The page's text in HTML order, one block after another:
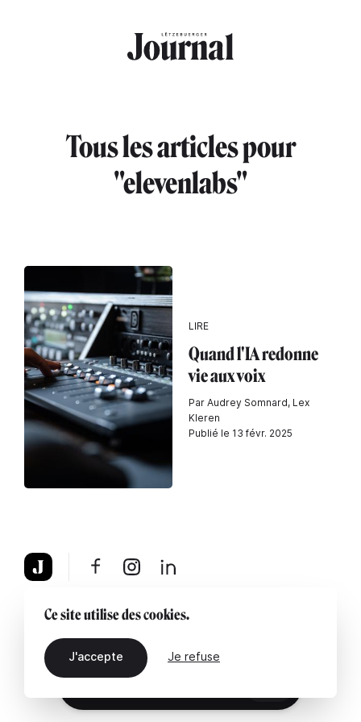
Tous les articles pour
"elevenlabs"
LIRE
Quand l'IA redonne
vie aux voix
Par Audrey Somnard, Lex
Kleren
Publié le 13 févr. 2025
À propos Mentions légales Contactez-nous
Ce site utilise des cookies.
J'accepte Je refuse